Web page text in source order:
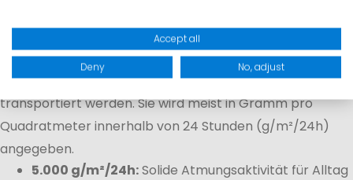
Atmungsaktivität
Die Atmungsaktivität beschreibt, wie gut Wasserdampf
und Körperfeuchtigkeit durch das Material nach außen
transportiert werden. Sie wird meist in Gramm pro
Quadratmeter innerhalb von 24 Stunden (g/m²/24h)
angegeben.
5.000 g/m²/24h:Solide Atmungsaktivität für Alltag
Accept all
Deny No, adjust